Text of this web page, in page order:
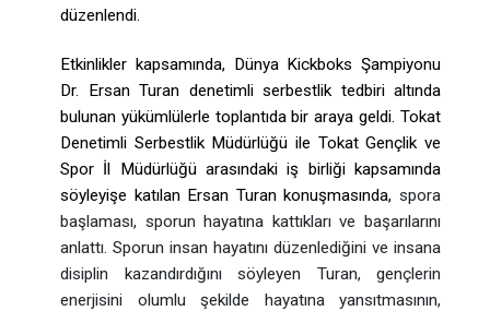
düzenlendi.
Etkinlikler kapsamında, Dünya Kickboks Şampiyonu
Dr. Ersan Turan denetimli serbestlik tedbiri altında
bulunan yükümlülerle toplantıda bir araya geldi. Tokat
Denetimli Serbestlik Müdürlüğü ile Tokat Gençlik ve
Spor İl Müdürlüğü arasındaki iş birliği kapsamında
söyleyişe katılan Ersan Turan konuşmasında, spora
başlaması, sporun hayatına kattıkları ve başarılarını
anlattı. Sporun insan hayatını düzenlediğini ve insana
disiplin kazandırdığını söyleyen Turan, gençlerin
enerjisini olumlu şekilde hayatına yansıtmasının,